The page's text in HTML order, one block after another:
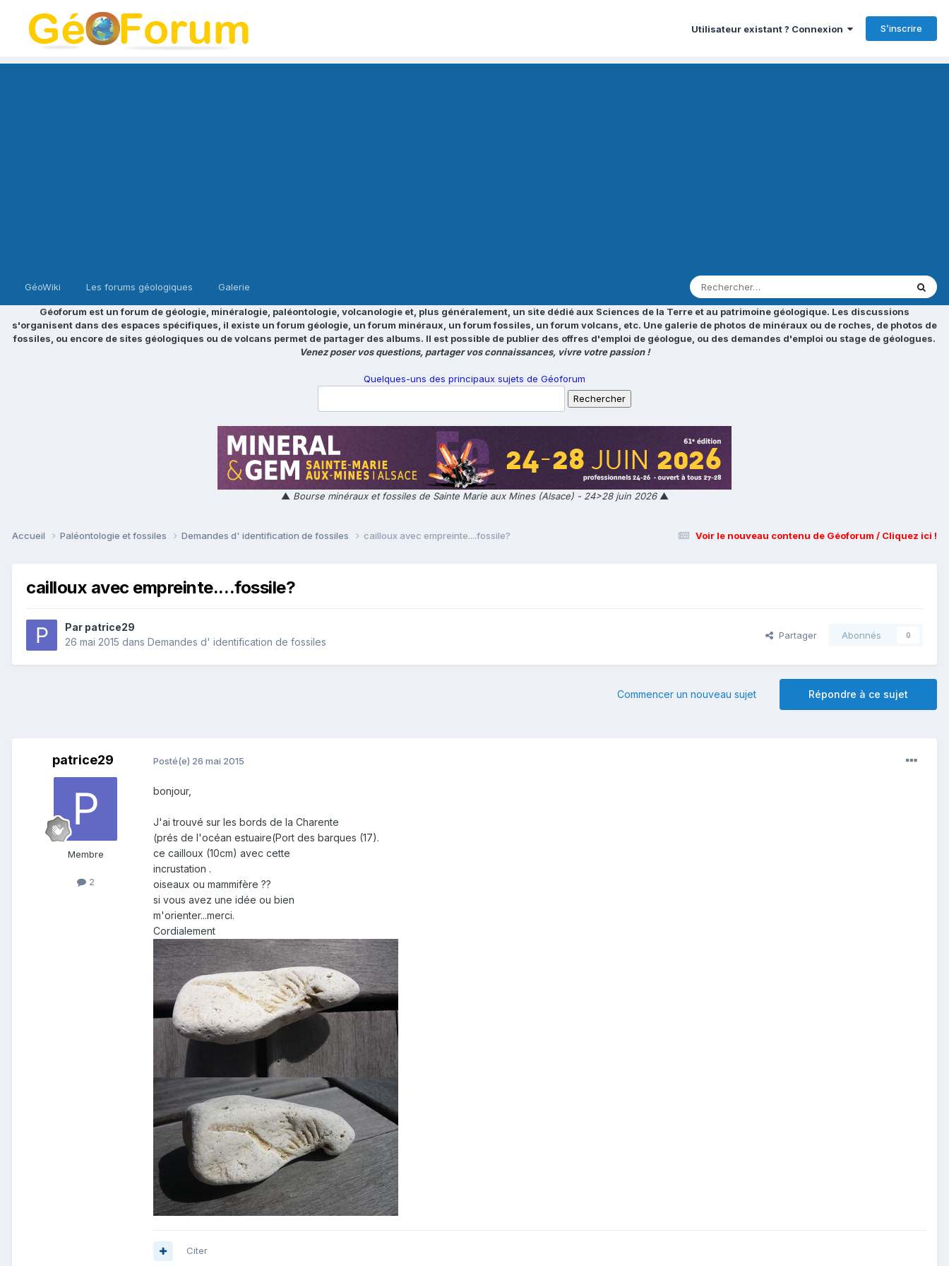
Utilisateur existant ? Connexion S’inscrire
GéoWiki Les forums géologiques Galerie
Géoforum est un forum de géologie, minéralogie, paléontologie, volcanologie et, plus généralement, un site dédié aux Sciences de la Terre et au patrimoine géologique. Les discussions
s'organisent dans des espaces spécifiques, il existe un forum géologie, un forum minéraux, un forum fossiles, un forum volcans, etc. Une galerie de photos de minéraux ou de roches, de photos de
fossiles, ou encore de sites géologiques ou de volcans permet de partager des albums. Il est possible de publier des offres d'emploi de géologue, ou des demandes d'emploi ou stage de géologues.
Venez poser vos questions, partager vos connaissances, vivre votre passion !
Quelques-uns des principaux sujets de Géoforum
▲ Bourse minéraux et fossiles de Sainte Marie aux Mines (Alsace) - 24>28 juin 2026▲
Voir le nouveau contenu de Géoforum / Cliquez ici !
Accueil Paléontologie et fossiles Demandes d' identification de fossiles cailloux avec empreinte....fossile?
cailloux avec empreinte....fossile?
Par patrice29
26 mai 2015 dans Demandes d' identification de fossiles
Partager Abonnés 0
Répondre à ce sujet
Commencer un nouveau sujet
patrice29
Membre
2
Posté(e) 26 mai 2015
bonjour,
J'ai trouvé sur les bords de la Charente
(prés de l'océan estuaire(Port des barques (17).
ce cailloux (10cm) avec cette
incrustation .
oiseaux ou mammifère ??
si vous avez une idée ou bien
m'orienter...merci.
Cordialement
Citer